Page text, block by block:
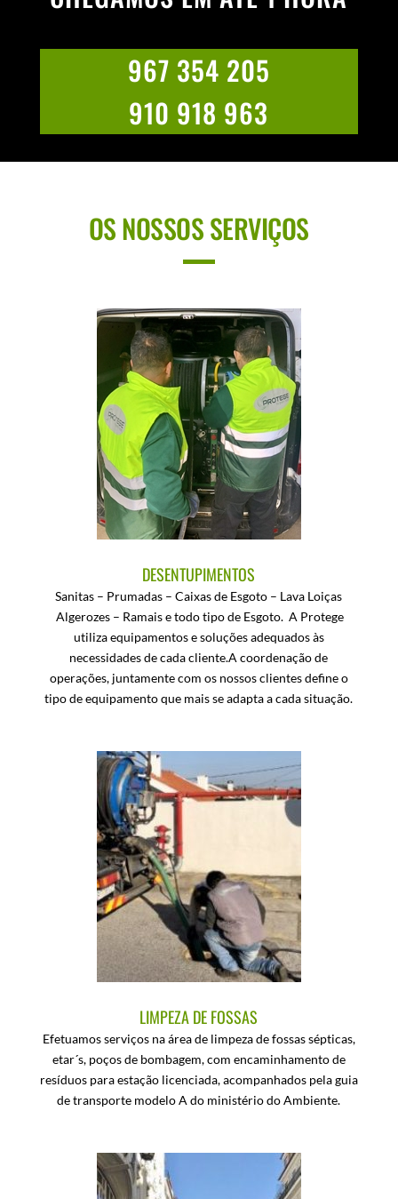
967 354 205
910 918 963
OS NOSSOS SERVIÇOS
DESENTUPIMENTOS
Sanitas – Prumadas – Caixas de Esgoto – Lava Loiças
Algerozes – Ramais e todo tipo de Esgoto. A Protege
utiliza equipamentos e soluções adequados às
necessidades de cada cliente.A coordenação de
operações, juntamente com os nossos clientes define o
tipo de equipamento que mais se adapta a cada situação.
LIMPEZA DE FOSSAS
Efetuamos serviços na área de limpeza de fossas sépticas,
etar´s, poços de bombagem, com encaminhamento de
resíduos para estação licenciada, acompanhados pela guia
de transporte modelo A do ministério do Ambiente.